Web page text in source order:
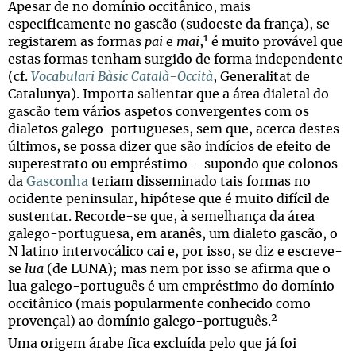
Apesar de no domínio occitânico, mais
especificamente no gascão (sudoeste da frança), se
registarem as formas pai e mai,1 é muito provável que
estas formas tenham surgido de forma independente
(cf. Vocabulari Bàsic Català-Occità, Generalitat de
Catalunya). Importa salientar que a área dialetal do
gascão tem vários aspetos convergentes com os
dialetos galego-portugueses, sem que, acerca destes
últimos, se possa dizer que são indícios de efeito de
superestrato ou empréstimo – supondo que colonos
da Gasconha teriam disseminado tais formas no
ocidente peninsular, hipótese que é muito difícil de
sustentar. Recorde-se que, à semelhança da área
galego-portuguesa, em aranês, um dialeto gascão, o
N latino intervocálico cai e, por isso, se diz e escreve-
se lua (de LUNA); mas nem por isso se afirma que o
lua galego-português é um empréstimo do domínio
occitânico (mais popularmente conhecido como
provençal) ao domínio galego-português.2
Uma origem árabe fica excluída pelo que já foi